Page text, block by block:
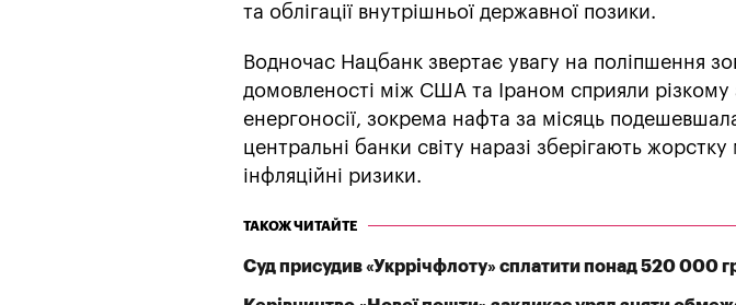
та облігації внутрішньої державної позики.
Водночас Нацбанк звертає увагу на поліпшення
домовленості між США та Іраном сприяли різкому
енергоносії, зокрема нафта за місяць
центральні банки світу наразі зберігають
інфляційні ризики.
ТАКОЖ ЧИТАЙТЕ
Суд присудив «Укррічфлоту» сплатити понад 520 000